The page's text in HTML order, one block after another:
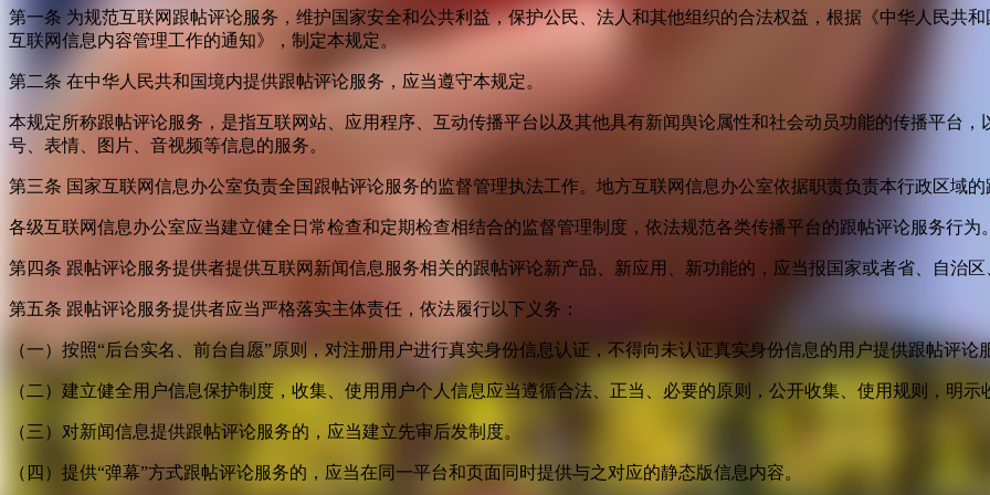
第一条 为规范互联网跟帖评论服务，维护国家安全和公共利益，保护公民、法人和其他组织的合法权益，根据《中华人民共
互联网信息内容管理工作的通知》，制定本规定。
第二条 在中华人民共和国境内提供跟帖评论服务，应当遵守本规定。
本规定所称跟帖评论服务，是指互联网站、应用程序、互动传播平台以及其他具有新闻舆论属性和社会动员功能的传播平台
号、表情、图片、音视频等信息的服务。
第三条 国家互联网信息办公室负责全国跟帖评论服务的监督管理执法工作。地方互联网信息办公室依据职责负责本行政区域
各级互联网信息办公室应当建立健全日常检查和定期检查相结合的监督管理制度，依法规范各类传播平台的跟帖评论服务行为
第四条 跟帖评论服务提供者提供互联网新闻信息服务相关的跟帖评论新产品、新应用、新功能的，应当报国家或者省、自治
第五条 跟帖评论服务提供者应当严格落实主体责任，依法履行以下义务：
（一）按照“后台实名、前台自愿”原则，对注册用户进行真实身份信息认证，不得向未认证真实身份信息的用户提供跟帖评论
（二）建立健全用户信息保护制度，收集、使用用户个人信息应当遵循合法、正当、必要的原则，公开收集、使用规则，明
（三）对新闻信息提供跟帖评论服务的，应当建立先审后发制度。
（四）提供“弹幕”方式跟帖评论服务的，应当在同一平台和页面同时提供与之对应的静态版信息内容。